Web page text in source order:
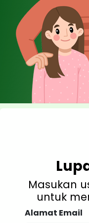
Masukan
untuk
Alamat Email